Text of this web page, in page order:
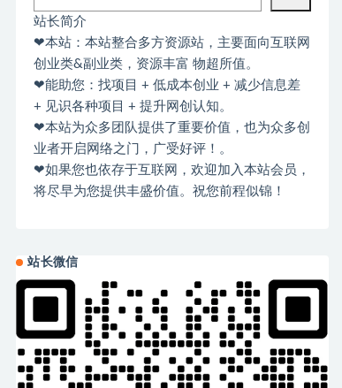
站长简介
❤本站：本站整合多方资源站，主要面向互联网
创业类&副业类，资源丰富 物超所值。
❤能助您：找项目 + 低成本创业 + 减少信息差
+ 见识各种项目 + 提升网创认知。
❤本站为众多团队提供了重要价值，也为众多创
业者开启网络之门，广受好评！。
❤如果您也依存于互联网，欢迎加入本站会员，
将尽早为您提供丰盛价值。祝您前程似锦！
站长微信